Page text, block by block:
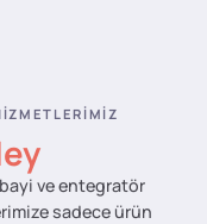
ve entegratör
sadece ürün